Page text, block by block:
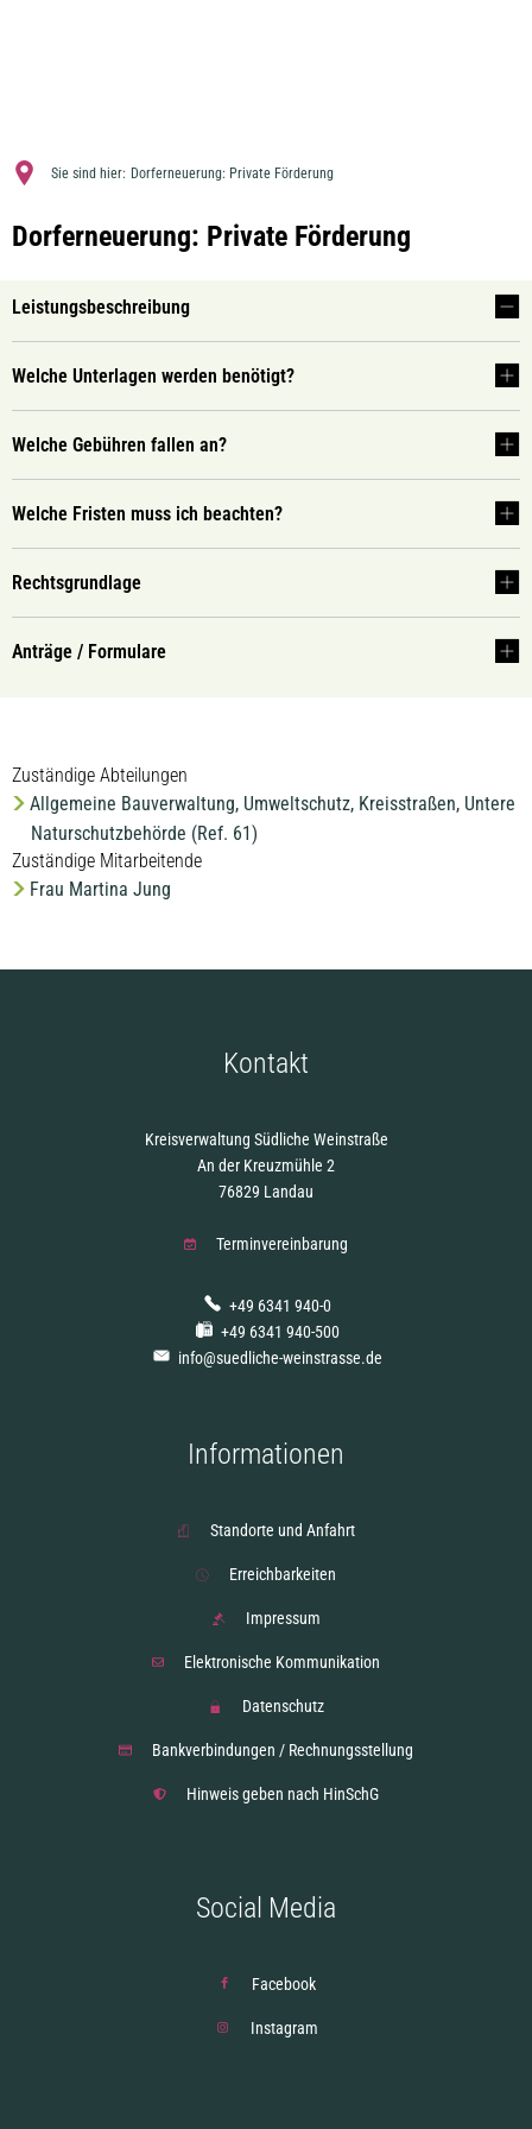
Sie sind hier: Dorferneuerung: Private Förderung
Dorferneuerung: Private Förderung
Leistungsbeschreibung
Welche Unterlagen werden benötigt?
Welche Gebühren fallen an?
Welche Fristen muss ich beachten?
Rechtsgrundlage
Anträge / Formulare
Zuständige Abteilungen
Allgemeine Bauverwaltung, Umweltschutz, Kreisstraßen, Untere
Naturschutzbehörde (Ref. 61)
Zuständige Mitarbeitende
Frau Martina Jung
Kontakt
Kreisverwaltung Südliche Weinstraße
An der Kreuzmühle 2
76829 Landau
Terminvereinbarung
+49 6341 940-0
+49 6341 940-500
info@suedliche-weinstrasse.de
Informationen
Standorte und Anfahrt
Erreichbarkeiten
Impressum
Elektronische Kommunikation
Datenschutz
Bankverbindungen / Rechnungsstellung
Hinweis geben nach HinSchG
Social Media
Facebook
Instagram